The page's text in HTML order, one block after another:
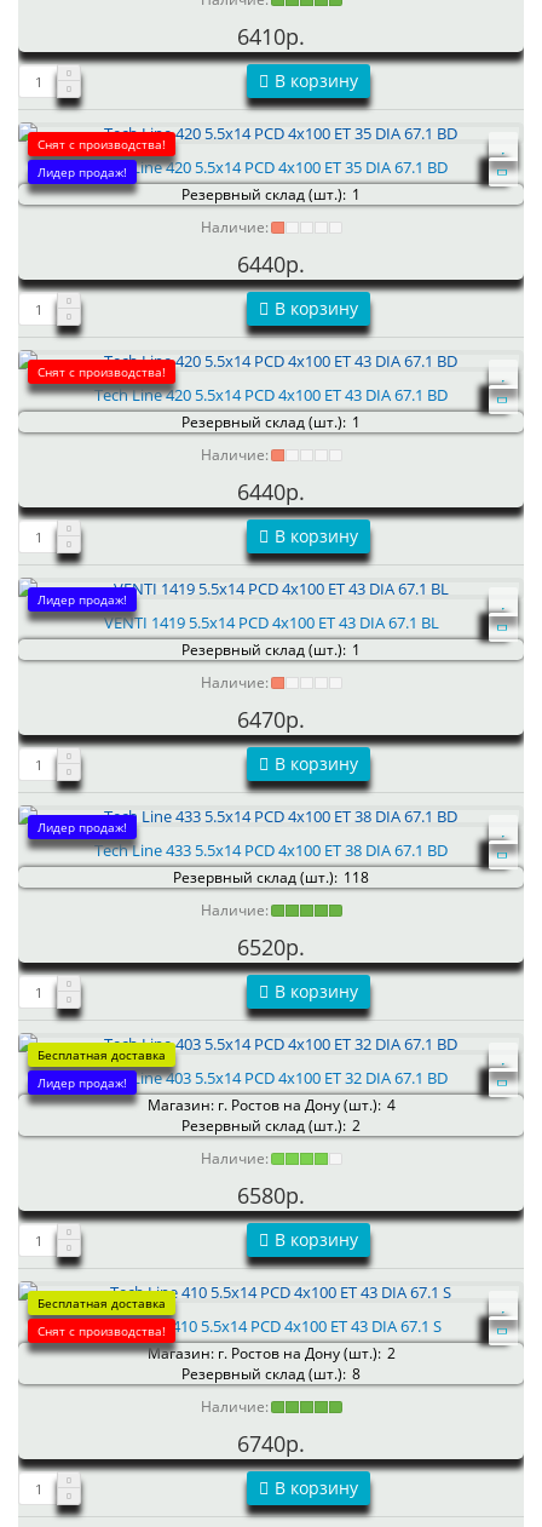
6410р.
В корзину
Снят с производства!
Лидер продаж!Tech Line 420 5.5x14 PCD 4x100 ET 35 DIA 67.1 BD
Резервный склад (шт.): 1
Наличие:
6440р.
В корзину
Снят с производства!
Tech Line 420 5.5x14 PCD 4x100 ET 43 DIA 67.1 BD
Резервный склад (шт.): 1
Наличие:
6440р.
В корзину
Лидер продаж!
VENTI 1419 5.5x14 PCD 4x100 ET 43 DIA 67.1 BL
Резервный склад (шт.): 1
Наличие:
6470р.
В корзину
Лидер продаж!
Tech Line 433 5.5x14 PCD 4x100 ET 38 DIA 67.1 BD
Резервный склад (шт.): 118
Наличие:
6520р.
В корзину
Бесплатная доставка
Лидер продаж!Tech Line 403 5.5x14 PCD 4x100 ET 32 DIA 67.1 BD
Магазин: г. Ростов на Дону (шт.): 4
Резервный склад (шт.): 2
Наличие:
6580р.
В корзину
Бесплатная доставка
Снят с производства!Tech Line 410 5.5x14 PCD 4x100 ET 43 DIA 67.1 S
Магазин: г. Ростов на Дону (шт.): 2
Резервный склад (шт.): 8
Наличие:
6740р.
В корзину